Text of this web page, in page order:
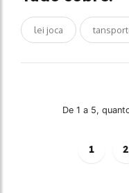
lei joca
De 1 a 5,
1 2